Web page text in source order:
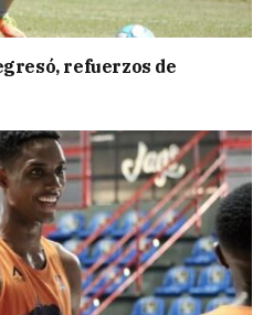
refuerzos de